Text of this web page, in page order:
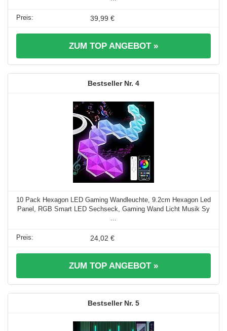
39,99 €
ZUM TOP ANGEBOT »
4
10 Pack Hexagon LED Gaming Wandleuchte, 9.2cm Hexagon Led
Panel, RGB Smart LED Sechseck, Gaming Wand Licht Musik Sy
24,02 €
ZUM TOP ANGEBOT »
5